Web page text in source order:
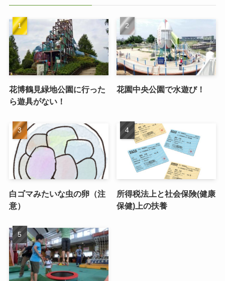
花博鶴見緑地公園に行った
ら遊具がない！
花園中央公園で水遊び！
白ゴマみたいな虫の卵（注
意）
所得税法上と社会保険(健康
保健)上の扶養